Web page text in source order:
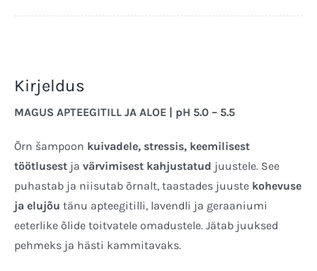
Kirjeldus
MAGUS APTEEGITILL JA ALOE | pH 5.0 – 5.5
Õrn šampoon kuivadele, stressis, keemilisest
töötlusestja värvimisest kahjustatud juustele. See
puhastab ja niisutab õrnalt, taastades juuste kohevuse
ja elujõu tänu apteegitilli, lavendli ja geraaniumi
eeterlike õlide toitvatele omadustele. Jätab juuksed
pehmeks ja hästi kammitavaks.